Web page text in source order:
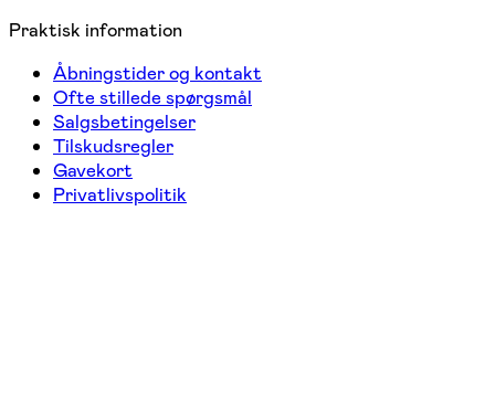
Praktisk information
Åbningstider og kontakt
Ofte stillede spørgsmål
Salgsbetingelser
Tilskudsregler
Gavekort
Privatlivspolitik